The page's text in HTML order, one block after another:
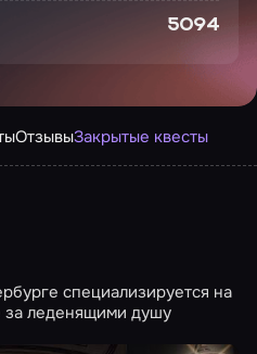
5094
ОтзывыЗакрытые квесты
специализируется на
за леденящими душу